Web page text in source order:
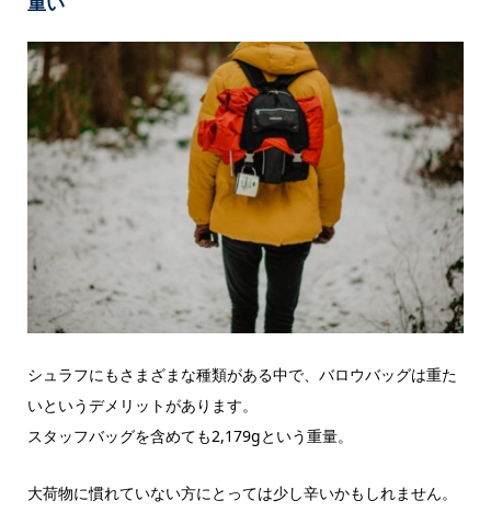
シュラフにもさまざまな種類がある中で、バロウバッグは重た
いというデメリットがあります。
スタッフバッグを含めても2,179gという重量。
大荷物に慣れていない方にとっては少し辛いかもしれません。